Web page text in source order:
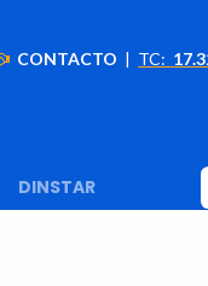
CONTACTO | TC:
​DINSTAR